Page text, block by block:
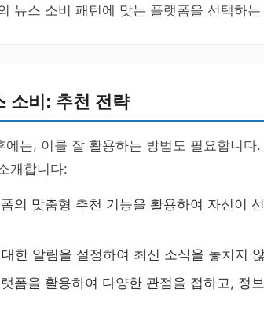
뉴스 소비 패턴에 맞는 플랫폼을 선택하
소비: 추천 전략
는, 이를 잘 활용하는 방법도 필요합니다
개합니다:
의 맞춤형 추천 기능을 활용하여 자신이
한 알림을 설정하여 최신 소식을 놓치지
폼을 활용하여 다양한 관점을 접하고, 정